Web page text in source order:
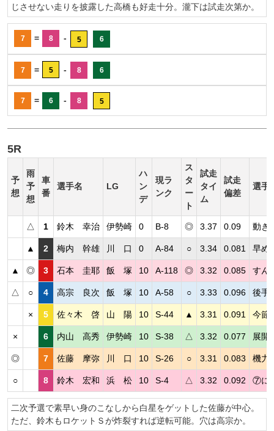
じさせない走りを披露した高橋も好走十分。瀧下は試走次第か。
7 = 8 - 5 6
7 = 5 - 8 6
7 = 6 - 8 5
5R
予
想
雨
予
想
車
番
選手名 LG
ハ
ン
デ
現ラ
ンク
ス
タ
ー
ト
試走
タイ
ム
試走
偏差
選手
△ 1 鈴木 幸治 伊勢崎 0 B-8 ◎ 3.37 0.09 動き
▲ 2 梅内 幹雄 川 口 0 A-84 ○ 3.34 0.081 早め
▲ ◎ 3 石本 圭耶 飯 塚 10 A-118 ◎ 3.32 0.085 すん
△ ○ 4 高宗 良次 飯 塚 10 A-58 ○ 3.33 0.096 後手
× 5 佐々木 啓 山 陽 10 S-44 ▲ 3.31 0.091 今節
× 6 内山 高秀 伊勢崎 10 S-38 △ 3.32 0.077 展開
◎ 7 佐藤 摩弥 川 口 10 S-26 ○ 3.31 0.083 機力
○ 8 鈴木 宏和 浜 松 10 S-4 △ 3.32 0.092 ⑦に
二次予選で素早い身のこなしから白星をゲットした佐藤が中心。
ただ、鈴木もロケットＳが炸裂すれば逆転可能。穴は高宗か。